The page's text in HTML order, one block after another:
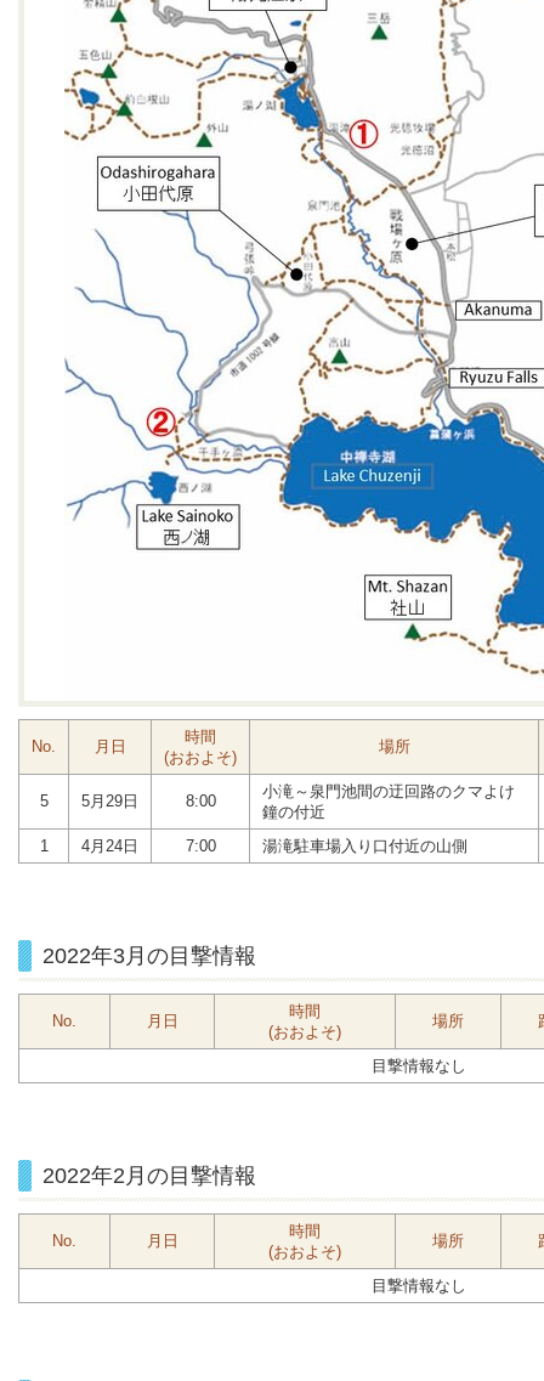
No. 月日
時間
(おおよそ)
場所
5 5月29日 8:00
小滝～泉門池間の迂回路のクマよけ
鐘の付近
1
4月24日 7:00 湯滝駐車場入り口付近の山側
2022年3月の目撃情報
No. 月日
時間
(おおよそ)
場所
目撃情報なし
2022年2月の目撃情報
No. 月日
時間
(おおよそ)
場所
目撃情報なし